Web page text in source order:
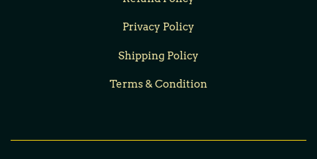
Privacy Policy
Shipping Policy
Terms & Condition